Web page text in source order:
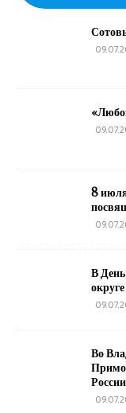
8 июля
В
Во